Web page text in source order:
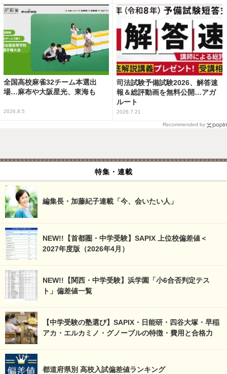
全国高校麻雀32チーム本選出
場…麻布や大阪星光、東海も
2026.8.5
司法試験予備試験2026、解答速
報＆総評動画を無料公開…アガ
ルート
2026.7.21
Recommended by
特集・連載
編集長・加藤紀子連載「今、会いたい人」
NEW!!【首都圏・中学受験】SAPIX 上位校偏差値＜
2027年度版（2026年4月）
NEW!!【関西・中学受験】浜学園「小6合否判定テス
ト」偏差値一覧
【中学受験の塾選び】SAPIX・日能研・四谷大塚・早稲
アカ・エルカミノ・グノーブルの特徴・費用と合格力
都道府県別 高校入試偏差値ランキング